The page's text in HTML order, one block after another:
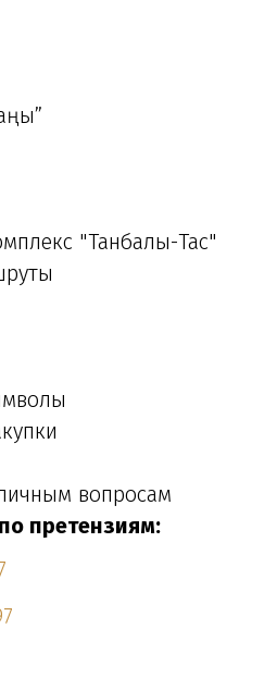
"Танбалы-Тас"
вопросам
претензиям: